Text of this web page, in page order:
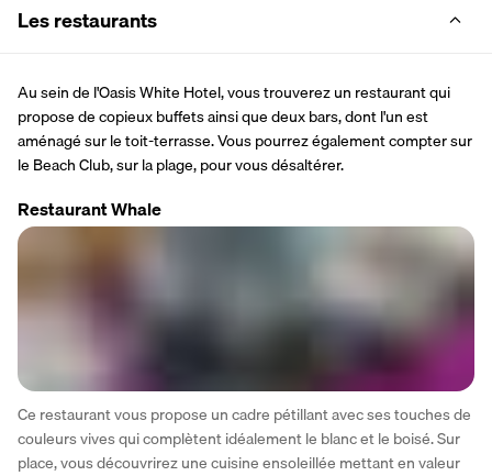
Les restaurants
Au sein de l'Oasis White Hotel, vous trouverez un restaurant qui
propose de copieux buffets ainsi que deux bars, dont l'un est
aménagé sur le toit-terrasse. Vous pourrez également compter sur
le Beach Club, sur la plage, pour vous désaltérer.
Restaurant Whale
Ce restaurant vous propose un cadre pétillant avec ses touches de
couleurs vives qui complètent idéalement le blanc et le boisé. Sur
place, vous découvrirez une cuisine ensoleillée mettant en valeur